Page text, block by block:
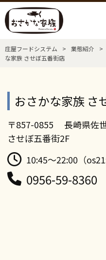
庄屋フードシステム > 業態紹介 >
な家族 させぼ五番街店
おさかな家族 さ
〒857-0855 長崎県佐
させぼ五番街2F
10:45～22:00（
0956-59-8360